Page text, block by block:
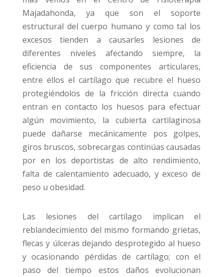
Majadahonda, ya que son el soporte
estructural del cuerpo humano y como tal los
excesos tienden a causarles lesiones de
diferentes niveles afectando siempre, la
eficiencia de sus componentes articulares,
entre ellos el cartílago que recubre el hueso
protegiéndolos de la fricción directa cuando
entran en contacto los huesos para efectuar
algún movimiento, la cubierta cartilaginosa
puede dañarse mecánicamente pos golpes,
giros bruscos, sobrecargas continúas causadas
por en los deportistas de alto rendimiento,
falta de calentamiento adecuado, y exceso de
peso u obesidad.
Las lesiones del cartílago implican el
reblandecimiento del mismo formando grietas,
flecas y úlceras dejando desprotegido al hueso
y ocasionando pérdidas de cartílago; con el
paso del tiempo estos daños evolucionan